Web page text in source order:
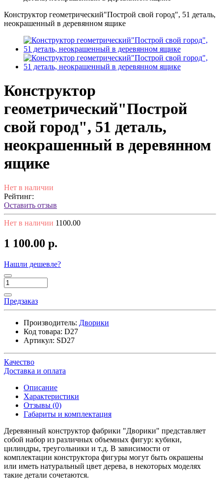
Конструктор геометрический"Построй свой город", 51 деталь,
неокрашенный в деревянном ящике
Конструктор
геометрический"Построй
свой город", 51 деталь,
неокрашенный в деревянном
ящике
Нет в наличии
Рейтинг:
Оставить отзыв
Нет в наличии 1100.00
1 100.00 р.
Нашли дешевле?
Предзаказ
Производитель: Дворики
Код товара: D27
Артикул: SD27
Качество
Доставка и оплата
Описание
Характеристики
Отзывы (0)
Габариты и комплектация
Деревянный конструктор фабрики "Дворики" представляет
собой набор из различных объемных фигур: кубики,
цилиндры, треугольники и т.д. В зависимости от
комплектации конструктора фигуры могут быть окрашены
или иметь натуральный цвет дерева, в некоторых моделях
такие детали сочетаются.